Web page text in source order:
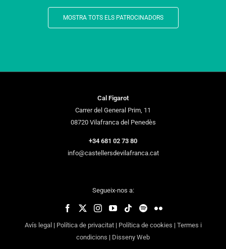
MOSTRA TOTS ELS PATROCINADORS
Cal Figarot
Carrer del General Prim, 11
08720 Vilafranca del Penedès
+34 681 02 73 80
info@castellersdevilafranca.cat
Segueix-nos a:
Avís legal | Política de privacitat| Política de cookies | Termes i
condicions | Disseny Web